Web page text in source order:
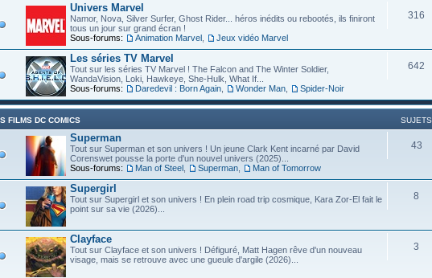
Univers Marvel
Namor, Nova, Silver Surfer, Ghost Rider... héros inédits ou rebootés, ils finiront
tous un jour sur grand écran !
Sous-forums:
Animation Marvel Jeux vidéo Marvel
316
Les séries TV Marvel
Tout sur les séries TV Marvel ! The Falcon and The Winter Soldier,
WandaVision, Loki, Hawkeye, She-Hulk, What If...
Sous-forums:
Daredevil : Born Again Wonder Man Spider-Noir
642
FILMS DC COMICS SUJETS
Superman
Tout sur Superman et son univers ! Un jeune Clark Kent incarné par David
Corenswet pousse la porte d'un nouvel univers (2025)...
Sous-forums:
Man of Steel Superman Man of Tomorrow
43
Supergirl
Tout sur Supergirl et son univers ! En plein road trip cosmique, Kara Zor-El fait le
point sur sa vie (2026)...
8
Clayface
Tout sur Clayface et son univers ! Défiguré, Matt Hagen rêve d'un nouveau
visage, mais se retrouve avec une gueule d'argile (2026)...
3